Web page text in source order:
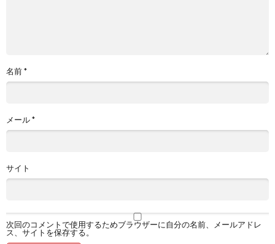
名前*
メール*
サイト
次回のコメントで使用するためブラウザーに自分の名前、メールアドレ
ス、サイトを保存する。